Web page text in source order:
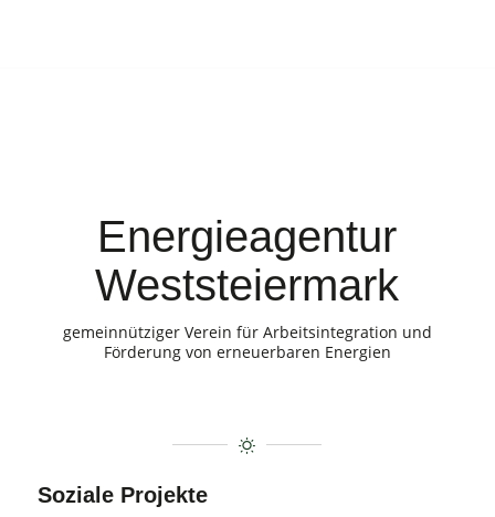
Energieagentur
Weststeiermark
gemeinnütziger Verein für Arbeitsintegration und
Förderung von erneuerbaren Energien
Soziale Projekte